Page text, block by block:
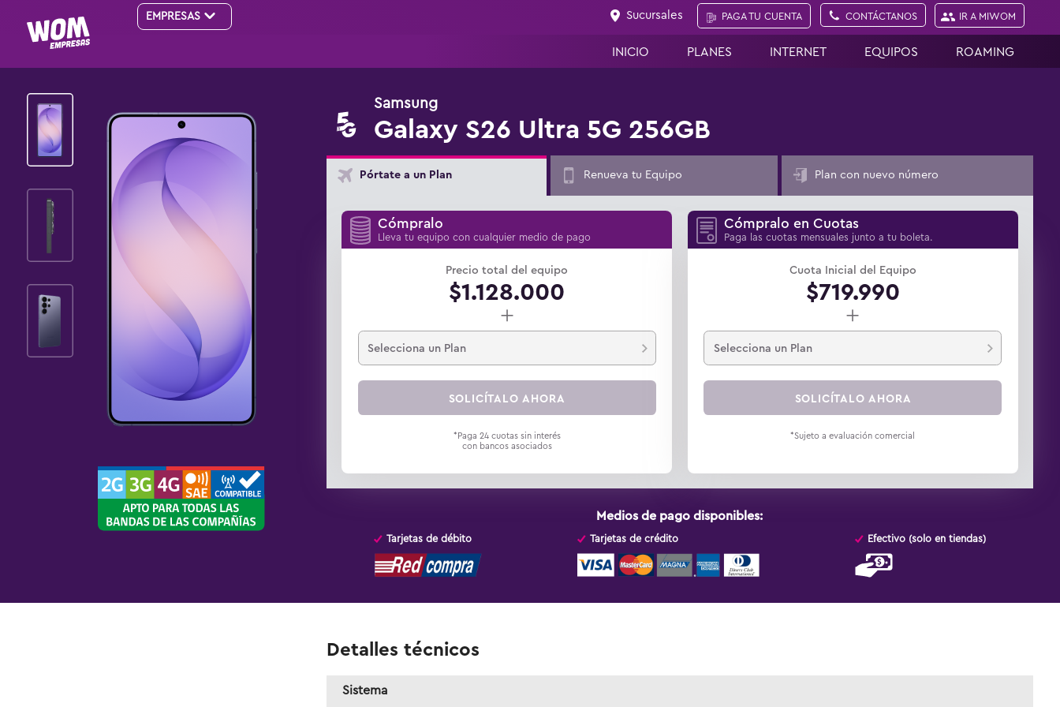
EMPRESAS Sucursales PAGA TU CUENTA CONTÁCTANOS IR A MIWOM
INICIO PLANES INTERNET EQUIPOS ROAMING
Samsung
Galaxy S26 Ultra 5G 256GB
Pórtate a un Plan Renueva tu Equipo Plan con nuevo número
Cómpralo
Lleva tu equipo con cualquier medio de pago
Precio total del equipo
$1.128.000
+
Selecciona un Plan
SOLICÍTALO AHORA
*Paga 24 cuotas sin interés
con bancos asociados
Cómpralo en Cuotas
Paga las cuotas mensuales junto a tu boleta.
Cuota Inicial del Equipo
$719.990
+
Selecciona un Plan
SOLICÍTALO AHORA
*Sujeto a evaluación comercial
Medios de pago disponibles:
Tarjetas de débito Tarjetas de crédito Efectivo (solo en tiendas)
Detalles técnicos
Sistema